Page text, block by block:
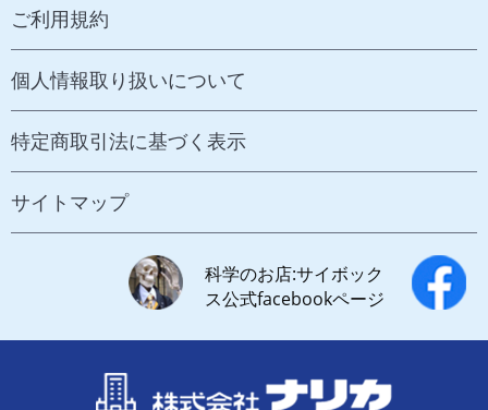
ご利用規約
個人情報取り扱いについて
特定商取引法に基づく表示
サイトマップ
科学のお店:サイボック
ス公式facebookページ